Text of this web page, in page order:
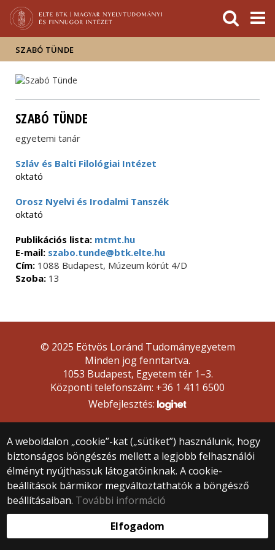
Hírek
Események
ELTE a
sajtóban
SZABÓ TÜNDE
SZABÓ TÜNDE
egyetemi tanár
Szláv és Balti Filológiai Intézet
oktató
Orosz Nyelvi és Irodalmi Tanszék
oktató
Publikációs lista: mtmt.hu
E-mail: szabo.tunde@btk.elte.hu
Cím: 1088 Budapest, Múzeum körút 4/D
Szoba: 13
A weboldalon „cookie”-kat („sütiket”) használunk, hogy
biztonságos böngészés mellett a legjobb felhasználói
élményt nyújthassuk látogatóinknak. A cookie-
beállítások bármikor megváltoztathatók a böngésző
beállításaiban. További információ
Elfogadom
© 2025 Eötvös Loránd Tudományegyetem
Minden jog fenntartva.
1053 Budapest, Egyetem tér 1–3.
Központi telefonszám: +36 1 411 6500
Webfejlesztés: